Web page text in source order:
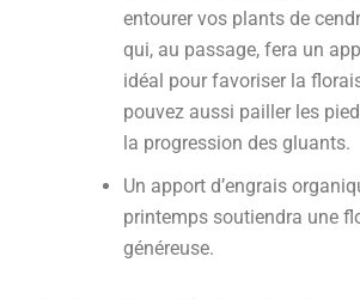
entourer vos plants de
qui, au passage, fera un
idéal pour favoriser la
pouvez aussi pailler les
la progression des gluants.
Un apport d’engrais
printemps soutiendra une
généreuse.